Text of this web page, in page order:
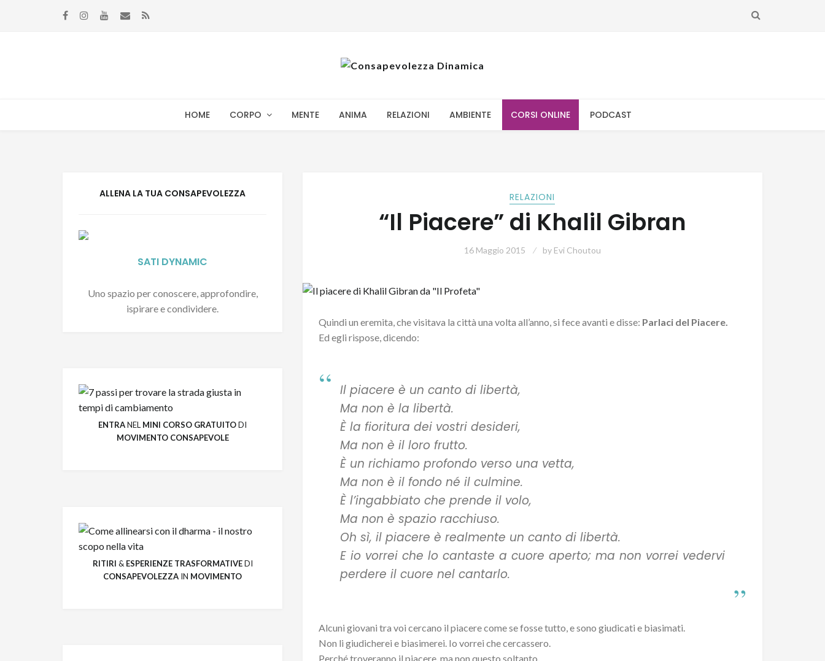
SEARCH
HOME CORPO MENTE ANIMA RELAZIONI AMBIENTE CORSI ONLINE PODCAST
RELAZIONI
“Il Piacere” di Khalil Gibran
16 Maggio 2015 by Evi Choutou
Quindi un eremita, che visitava la città una volta all’anno, si fece avanti e disse: Parlaci del Piacere.
Ed egli rispose, dicendo:
Il piacere è un canto di libertà,
Ma non è la libertà.
È la fioritura dei vostri desideri,
Ma non è il loro frutto.
È un richiamo profondo verso una vetta,
Ma non è il fondo né il culmine.
È l’ingabbiato che prende il volo,
Ma non è spazio racchiuso.
Oh sì, il piacere è realmente un canto di libertà.
E io vorrei che lo cantaste a cuore aperto; ma non vorrei vedervi
perdere il cuore nel cantarlo.
Alcuni giovani tra voi cercano il piacere come se fosse tutto, e sono giudicati e biasimati.
Non li giudicherei e biasimerei. Io vorrei che cercassero.
Perché troveranno il piacere, ma non questo soltanto.
ALLENA LA TUA CONSAPEVOLEZZA
SATI DYNAMIC
Uno spazio per conoscere, approfondire,
ispirare e condividere.
ENTRANEL MINI CORSO GRATUITODI
MOVIMENTO CONSAPEVOLE
RITIRI & ESPERIENZE TRASFORMATIVEDI
CONSAPEVOLEZZA IN MOVIMENTO